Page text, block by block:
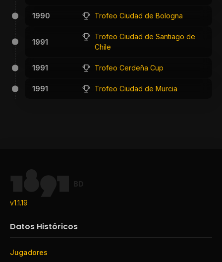
1990 Trofeo Ciudad de Bologna
1991
Trofeo Ciudad de Santiago de
Chile
1991 Trofeo Cerdeña Cup
1991 Trofeo Ciudad de Murcia
BD
v1.1.19
Datos Históricos
Jugadores